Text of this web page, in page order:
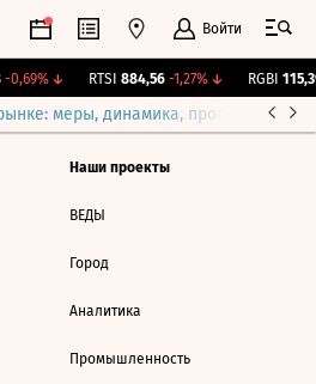
Войти
0,69%↓ RTSI 884,56 -1,27%↓ RGBI 115,39
меры, динамика, прогнозы
Наши проекты
ВЕДЫ
Город
Аналитика
Промышленность